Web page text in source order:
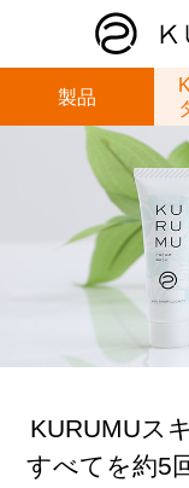
製品
KURUMUス
すべてを約5
HOME
ABOUT
プロダクト
モンモリロナ